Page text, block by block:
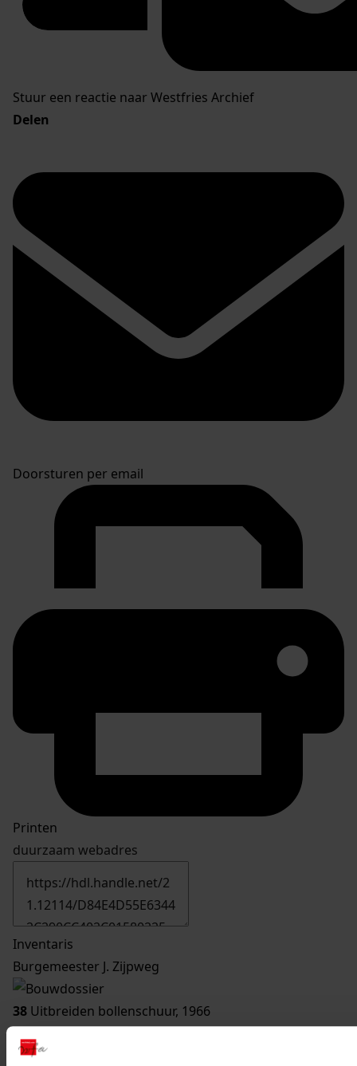
Stuur een reactie naar Westfries Archief
Delen
Doorsturen per email
Printen
duurzaam webadres
Inventaris
Burgemeester J. Zijpweg
38 Uitbreiden bollenschuur, 1966
Datering:
1966